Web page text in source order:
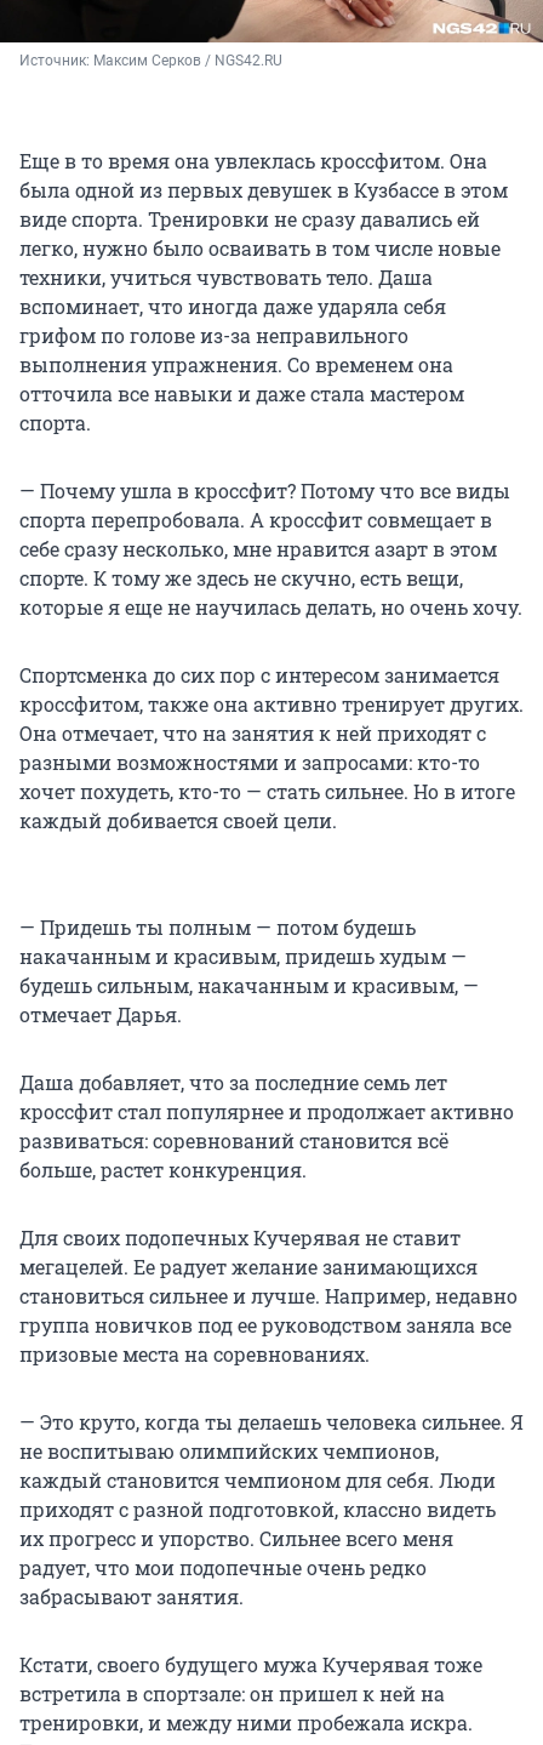
Источник: Максим Серков / NGS42.RU
Еще в то время она увлеклась кроссфитом. Она
была одной из первых девушек в Кузбассе в этом
виде спорта. Тренировки не сразу давались ей
легко, нужно было осваивать в том числе новые
техники, учиться чувствовать тело. Даша
вспоминает, что иногда даже ударяла себя
грифом по голове из-за неправильного
выполнения упражнения. Со временем она
отточила все навыки и даже стала мастером
спорта.
— Почему ушла в кроссфит? Потому что все виды
спорта перепробовала. А кроссфит совмещает в
себе сразу несколько, мне нравится азарт в этом
спорте. К тому же здесь не скучно, есть вещи,
которые я еще не научилась делать, но очень хочу.
Спортсменка до сих пор с интересом занимается
кроссфитом, также она активно тренирует других.
Она отмечает, что на занятия к ней приходят с
разными возможностями и запросами: кто-то
хочет похудеть, кто-то — стать сильнее. Но в итоге
каждый добивается своей цели.
— Придешь ты полным — потом будешь
накачанным и красивым, придешь худым —
будешь сильным, накачанным и красивым, —
отмечает Дарья.
Даша добавляет, что за последние семь лет
кроссфит стал популярнее и продолжает активно
развиваться: соревнований становится всё
больше, растет конкуренция.
Для своих подопечных Кучерявая не ставит
мегацелей. Ее радует желание занимающихся
становиться сильнее и лучше. Например, недавно
группа новичков под ее руководством заняла все
призовые места на соревнованиях.
— Это круто, когда ты делаешь человека сильнее. Я
не воспитываю олимпийских чемпионов,
каждый становится чемпионом для себя. Люди
приходят с разной подготовкой, классно видеть
их прогресс и упорство. Сильнее всего меня
радует, что мои подопечные очень редко
забрасывают занятия.
Кстати, своего будущего мужа Кучерявая тоже
встретила в спортзале: он пришел к ней на
тренировки, и между ними пробежала искра.